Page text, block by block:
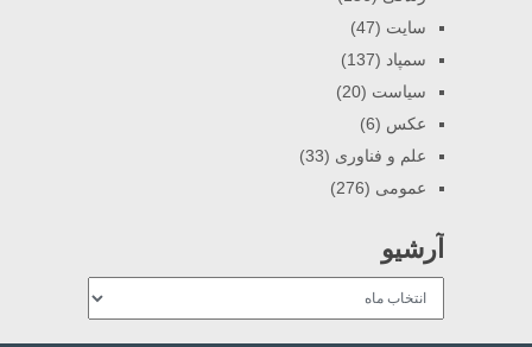
سایت (47)
سمپاد (137)
سیاست (20)
عکس (6)
علم و فناوری (33)
عمومی (276)
آرشیو